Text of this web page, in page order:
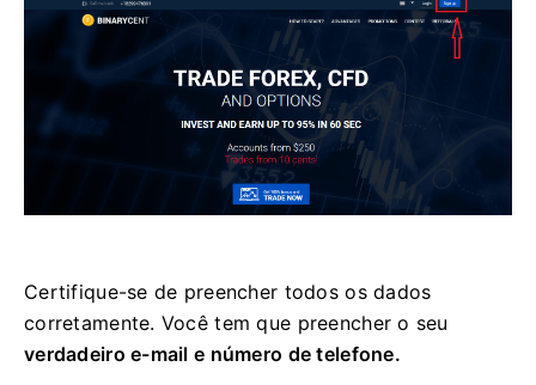
Certifique-se de preencher todos os dados
corretamente. Você tem que preencher o seu
verdadeiro e-mail e número de telefone.